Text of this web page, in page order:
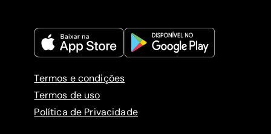
Termos e condições
Termos de uso
Política de Privacidade